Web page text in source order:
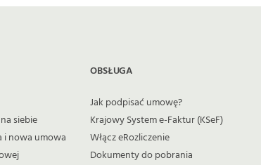
siebie
i nowa umowa
OBSŁUGA
Jak podpisać umowę?
Krajowy System e-Faktur (KSeF)
Włącz eRozliczenie
Dokumenty do pobrania